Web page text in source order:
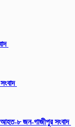
আহত-৮ জন-গাজীপুর সংবাদ